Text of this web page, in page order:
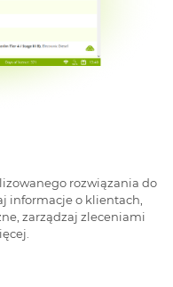
rozwiązania do
informacje o klientach,
zarządzaj zleceniami